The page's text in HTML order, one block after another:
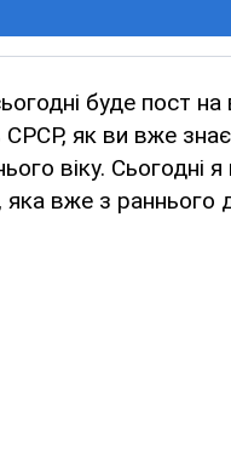
буде пост
СРСР, як ви вже
віку. Сьогодні
яка вже з раннього